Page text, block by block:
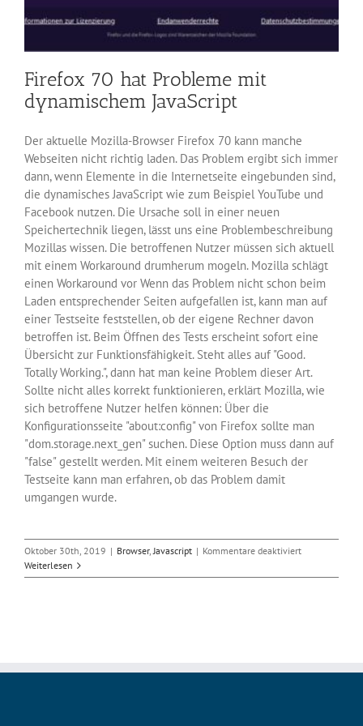
Firefox 70 hat Probleme mit
dynamischem JavaScript
Der aktuelle Mozilla-Browser Firefox 70 kann manche
Webseiten nicht richtig laden. Das Problem ergibt sich immer
dann, wenn Elemente in die Internetseite eingebunden sind,
die dynamisches JavaScript wie zum Beispiel YouTube und
Facebook nutzen. Die Ursache soll in einer neuen
Speichertechnik liegen, lässt uns eine Problembeschreibung
Mozillas wissen. Die betroffenen Nutzer müssen sich aktuell
mit einem Workaround drumherum mogeln. Mozilla schlägt
einen Workaround vor Wenn das Problem nicht schon beim
Laden entsprechender Seiten aufgefallen ist, kann man auf
einer Testseite feststellen, ob der eigene Rechner davon
betroffen ist. Beim Öffnen des Tests erscheint sofort eine
Übersicht zur Funktionsfähigkeit. Steht alles auf "Good.
Totally Working.", dann hat man keine Problem dieser Art.
Sollte nicht alles korrekt funktionieren, erklärt Mozilla, wie
sich betroffene Nutzer helfen können: Über die
Konfigurationsseite "about:config" von Firefox sollte man
"dom.storage.next_gen" suchen. Diese Option muss dann auf
"false" gestellt werden. Mit einem weiteren Besuch der
Testseite kann man erfahren, ob das Problem damit
umgangen wurde.
Oktober 30th, 2019 | Browser,Javascript | Kommentare deaktiviertfür
70
Weiterlesen